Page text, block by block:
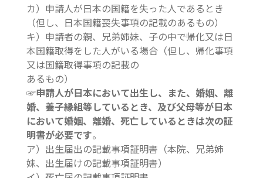
カ）申請人が日本の国籍を失った人であるとき
（但し、日本国籍喪失事項の記載のあるもの）
キ）申請者の親、兄弟姉妹、子の中で帰化又は日
本国籍取得をした人がいる場合（但し、帰化事項
又は国籍取得事項の記載の
あるもの）
☞申請人が日本において出生し、また、婚姻、離
婚、養子縁組等しているとき、及び父母等が日本
において婚姻、離婚、死亡しているときは次の証
明書が必要です。
ア）出生届出の記載事項証明書（本院、兄弟姉
妹、出生届けの記載事項証明書）